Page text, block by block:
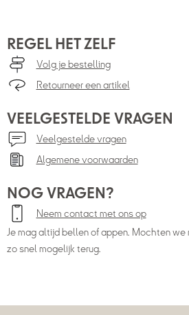
REGEL HET ZELF
Volg je bestelling
Retourneer een artikel
VEELGESTELDE VRAGEN
Veelgestelde vragen
Algemene voorwaarden
NOG VRAGEN?
Neem contact met ons op
Je mag altijd bellen of appen. Mochten
zo snel mogelijk terug.